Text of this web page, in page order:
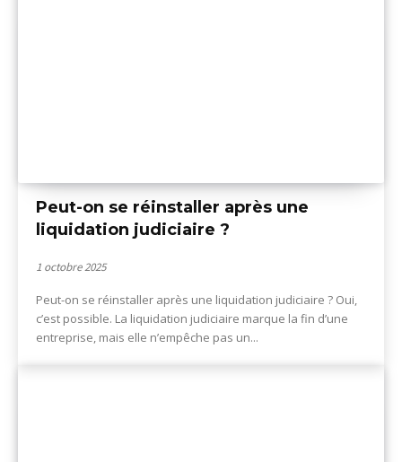
Peut-on se réinstaller après une
liquidation judiciaire ?
1 octobre 2025
Peut-on se réinstaller après une liquidation judiciaire ? Oui,
c’est possible. La liquidation judiciaire marque la fin d’une
entreprise, mais elle n’empêche pas un...